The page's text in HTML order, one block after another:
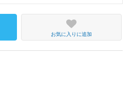
お気に入りに追加